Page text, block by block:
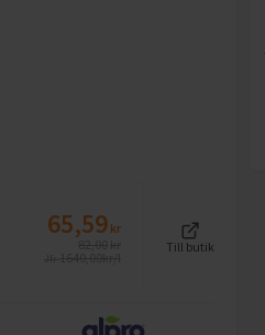
65,59 kr
Till butik